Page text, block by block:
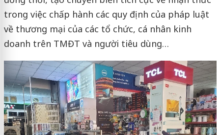
trong việc chấp hành các quy định của pháp luật
về thương mại của các tổ chức, cá nhân kinh
doanh trên TMĐT và người tiêu dùng…